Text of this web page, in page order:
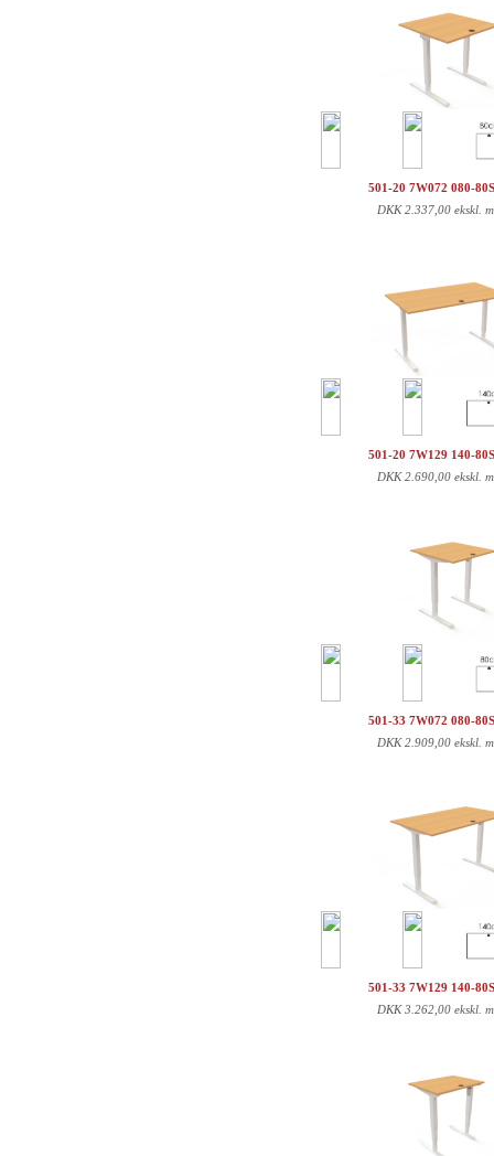
501-20 7W072 080-
DKK2.337,00 ekskl.
501-20 7W129 140-
DKK2.690,00 ekskl.
501-33 7W072 080-
DKK2.909,00 ekskl.
501-33 7W129 140-
DKK3.262,00 ekskl.